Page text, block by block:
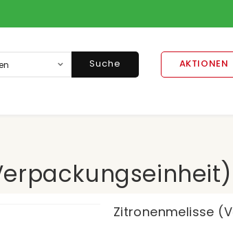
Suche AKTIONEN
Zitronenmelisse